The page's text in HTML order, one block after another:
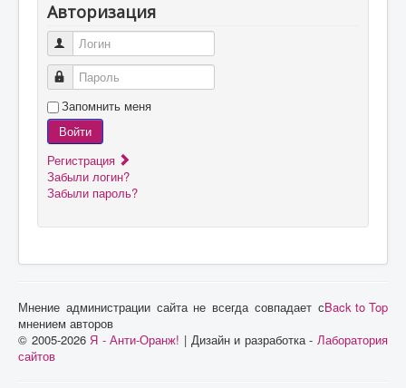
Авторизация
Логин
Пароль
Запомнить меня
Войти
Регистрация
Забыли логин?
Забыли пароль?
Back to Top
Мнение администрации сайта не всегда совпадает с
мнением авторов
© 2005-2026Я - Анти-Оранж! | Дизайн и разработка -Лаборатория
сайтов